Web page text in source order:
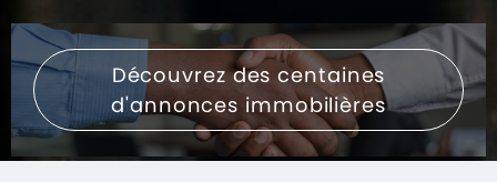
Découvrez des centaines
d'annonces immobilières